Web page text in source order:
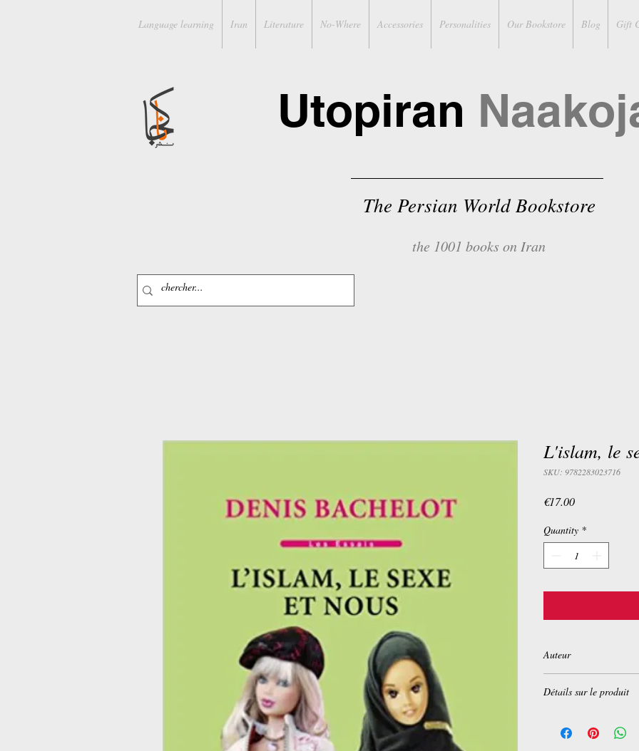
Language learning Iran Literature No-Where Accessories Personalities Our Bookstore Blog Gift
Utopiran
The Persian World Bookstore
the 1001 books on Iran
L'islam, le
SKU: 9782283023716
€17.00Price
Quantity *
Auteur
Détails sur le produit
Editeur : Buchet